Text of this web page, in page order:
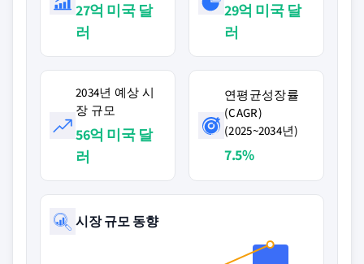
27억 미국 달
러
29억 미국 달
러
2034년 예상 시
장 규모
56억 미국 달
러
연평균성장률
(CAGR)
(2025~2034년)
7.5%
시장 규모 동향